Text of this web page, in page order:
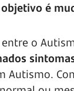
é
o
Autismo.